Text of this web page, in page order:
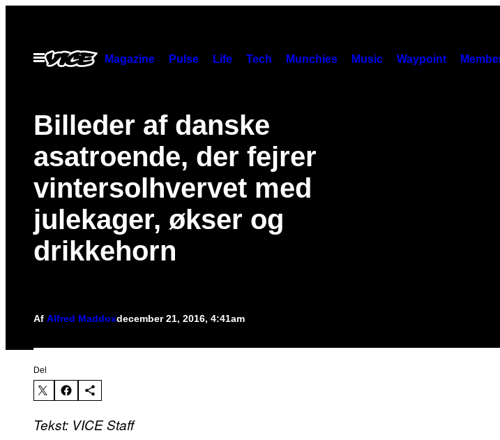
indhold
Åbn
Menu
Magazine Pulse Life Tech Munchies Music Waypoint
Billeder af danske
asatroende, der fejrer
vintersolhvervet med
julekager, økser og
drikkehorn
Af Alfred Maddoxdecember 21, 2016, 4:41am
Del
Tekst: VICE Staff